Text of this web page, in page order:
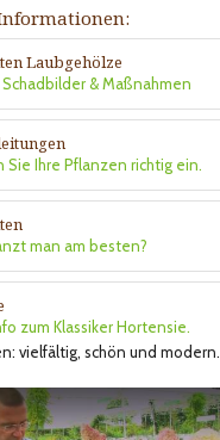
Laubgehölze
& Maßnahmen
Sie Ihre Pflanzen richtig ein.
man am besten?
zum Klassiker Hortensie.
vielfältig, schön und modern.